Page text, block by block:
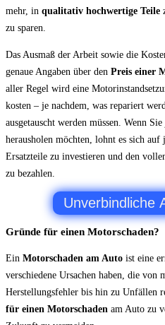
mehr, in qualitativ hochwertige Teile
zu sparen.
Das Ausmaß der Arbeit sowie die
genaue Angaben über den Preis einer
aller Regel wird eine
kosten – je nachdem, was repariert
ausgetauscht werden müssen. Wenn
herausholen möchten, lohnt es sich
Ersatzteile zu investieren und den
zu bezahlen.
Unverbindliche
Gründe für einen Motorschaden?
Ein Motorschaden am Auto ist eine
verschiedene Ursachen haben, die von
Herstellungsfehler bis hin zu Unfällen
für einen Motorschaden am Auto zu